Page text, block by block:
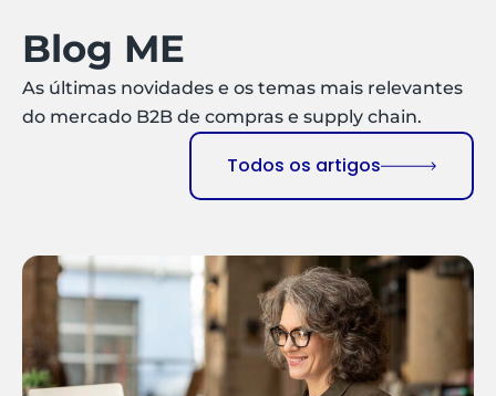
Blog ME
As últimas novidades e os temas mais relevantes
do mercado B2B de compras e supply chain.
Todos os artigos